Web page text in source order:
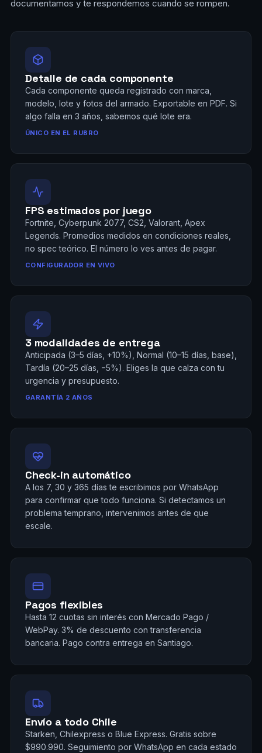
documentamos y te respondemos cuando se rompen.
Detalle de cada componente
Cada componente queda registrado con marca,
modelo, lote y fotos del armado. Exportable en PDF. Si
algo falla en 3 años, sabemos qué lote era.
ÚNICO EN EL RUBRO
FPS estimados por juego
Fortnite, Cyberpunk 2077, CS2, Valorant, Apex
Legends. Promedios medidos en condiciones reales,
no spec teórico. El número lo ves antes de pagar.
CONFIGURADOR EN VIVO
3 modalidades de entrega
Anticipada (3–5 días, +10%), Normal (10–15 días, base),
Tardía (20–25 días, −5%). Eliges la que calza con tu
urgencia y presupuesto.
GARANTÍA 2 AÑOS
Check-in automático
A los 7, 30 y 365 días te escribimos por WhatsApp
para confirmar que todo funciona. Si detectamos un
problema temprano, intervenimos antes de que
escale.
Pagos flexibles
Hasta 12 cuotas sin interés con Mercado Pago /
WebPay. 3% de descuento con transferencia
bancaria. Pago contra entrega en Santiago.
Envío a todo Chile
Starken, Chilexpress o Blue Express. Gratis sobre
$990.990. Seguimiento por WhatsApp en cada estado